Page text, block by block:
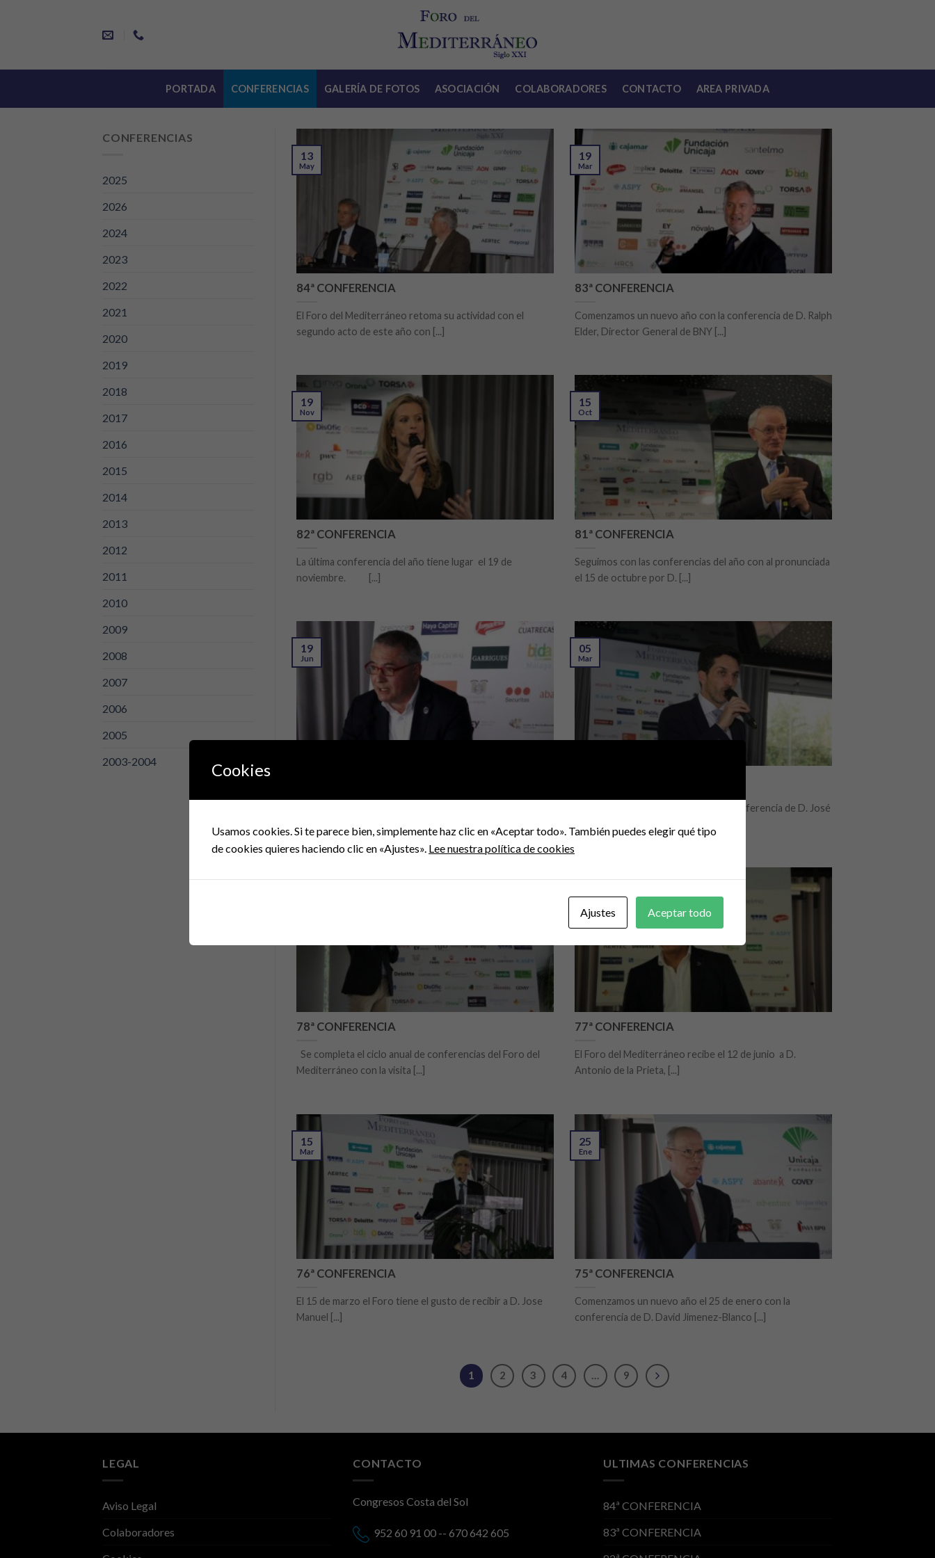
PORTADA CONFERENCIAS GALERÍA DE FOTOS ASOCIACIÓN COLABORADORES CONTACTO AREA PRIVADA
CONFERENCIAS
2025
2026
2024
2023
2022
2021
2020
2019
2018
2017
2016
2015
2014
2013
2012
2011
2010
2009
2008
2007
2006
2005
2003-2004
84ª CONFERENCIA
El Foro del Mediterráneo retoma su actividad con el
segundo acto de este año con [...]
13
May
83ª CONFERENCIA
Comenzamos un nuevo año con la conferencia de D. Ralph
Elder, Director General de BNY [...]
19
Mar
82ª CONFERENCIA
La última conferencia del año tiene lugar el 19 de
noviembre. [...]
19
Nov
81ª CONFERENCIA
Seguimos con las conferencias del año con al pronunciada
el 15 de octubre por D. [...]
15
Oct
19
Jun
Comenzamos un nuevo año con la conferencia de D. José
05
Mar
78ª CONFERENCIA
Se completa el ciclo anual de conferencias del Foro del
Mediterráneo con la visita [...]
77ª CONFERENCIA
El Foro del Mediterráneo recibe el 12 de junio a D.
Antonio de la Prieta, [...]
12
76ª CONFERENCIA
El 15 de marzo el Foro tiene el gusto de recibir a D. Jose
Manuel [...]
15
Mar
75ª CONFERENCIA
Comenzamos un nuevo año el 25 de enero con la
conferencia de D. David Jimenez-Blanco [...]
25
Ene
1 2 3 4 … 9
LEGAL
Aviso Legal
Colaboradores
CONTACTO
Congresos Costa del Sol
952 60 91 00 -- 670 642 605
ULTIMAS CONFERENCIAS
84ª CONFERENCIA
83ª CONFERENCIA
Cookies
Usamos cookies. Si te parece bien, simplemente haz clic en «Aceptar todo». También puedes elegir qué tipo
de cookies quieres haciendo clic en «Ajustes». Lee nuestra política de cookies
Ajustes Aceptar todo